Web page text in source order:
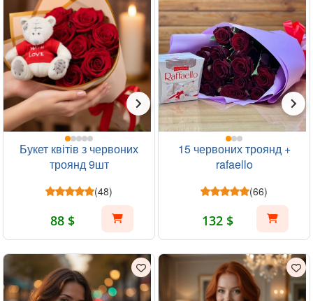
Букет квітів з червоних
троянд 9шт
(48)
88 $
15 червоних троянд +
rafaello
(66)
132 $